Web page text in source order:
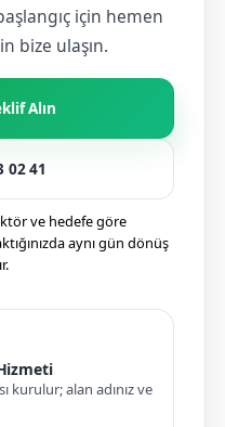
için hemen
bize ulaşın.
Alın
02 41
ve hedefe göre
aynı gün dönüş
kurulur; alan adınız ve